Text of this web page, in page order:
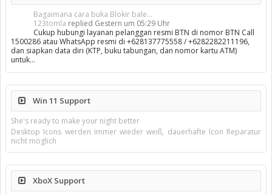
Bagaimana cara buka Blokir bale...
123tomla replied Gestern um 05:29 Uhr
Cukup hubungi layanan pelanggan resmi BTN di nomor BTN Call
1500286 atau WhatsApp resmi di +628137775558 / +6282282211196,
dan siapkan data diri (KTP, buku tabungan, dan nomor kartu ATM)
untuk…
Win 11 Support
She's ready to make your night better
Desktop Icons werden immer wieder weiß, dauerhafte Icon Reparatur
nicht möglich
XboX Support